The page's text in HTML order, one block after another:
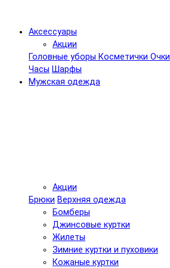
Аксессуары
Акции
Головные уборы Косметички Очки
Часы Шарфы
Мужская одежда
Акции
Брюки Верхняя одежда
Бомберы
Джинсовые куртки
Жилеты
Зимние куртки и пуховики
Кожаные куртки